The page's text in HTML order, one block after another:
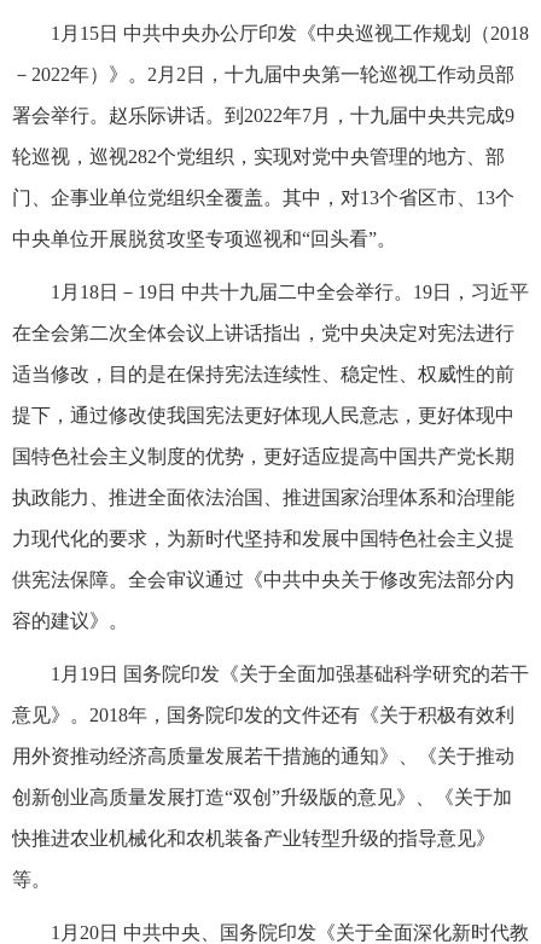
1月15日 中共中央办公厅印发《中央巡视工作规划（2018
－2022年）》。2月2日，十九届中央第一轮巡视工作动员部
署会举行。赵乐际讲话。到2022年7月，十九届中央共完成9
轮巡视，巡视282个党组织，实现对党中央管理的地方、部
门、企事业单位党组织全覆盖。其中，对13个省区市、13个
中央单位开展脱贫攻坚专项巡视和“回头看”。
1月18日－19日 中共十九届二中全会举行。19日，习近平
在全会第二次全体会议上讲话指出，党中央决定对宪法进行
适当修改，目的是在保持宪法连续性、稳定性、权威性的前
提下，通过修改使我国宪法更好体现人民意志，更好体现中
国特色社会主义制度的优势，更好适应提高中国共产党长期
执政能力、推进全面依法治国、推进国家治理体系和治理能
力现代化的要求，为新时代坚持和发展中国特色社会主义提
供宪法保障。全会审议通过《中共中央关于修改宪法部分内
容的建议》。
1月19日 国务院印发《关于全面加强基础科学研究的若干
意见》。2018年，国务院印发的文件还有《关于积极有效利
用外资推动经济高质量发展若干措施的通知》、《关于推动
创新创业高质量发展打造“双创”升级版的意见》、《关于加
快推进农业机械化和农机装备产业转型升级的指导意见》
等。
1月20日 中共中央、国务院印发《关于全面深化新时代教